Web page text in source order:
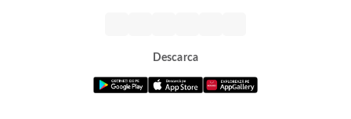
Descarca